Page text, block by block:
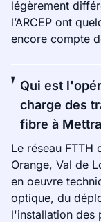
légèrement
l’ARCEP ont
encore compte
Qui est
charge des
fibre à
Le réseau FTTH
Orange, Val de
en oeuvre
optique, du
l'installation des